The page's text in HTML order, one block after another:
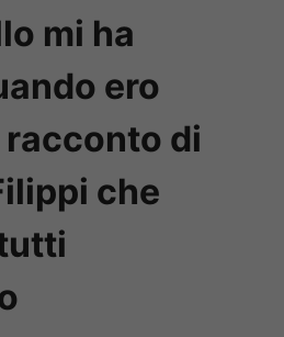
mi ha
ero
racconto di
che